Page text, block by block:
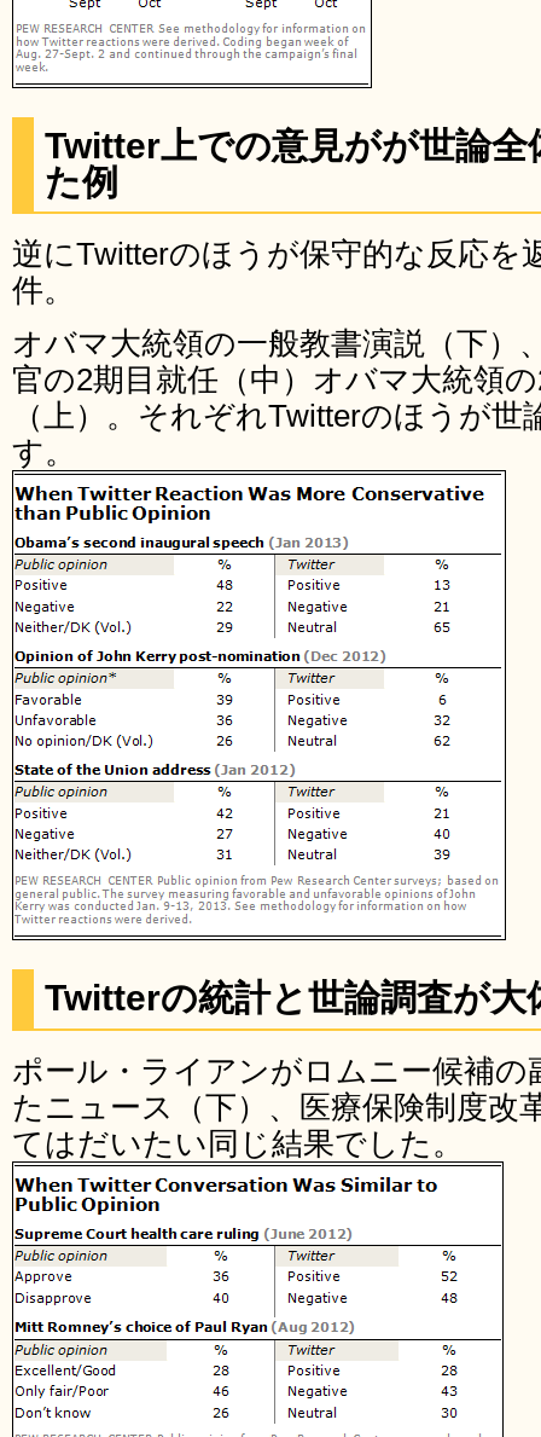
Twitter上での意見がが世論
た例
逆にTwitterのほうが保守的な反応を
件。
オバマ大統領の一般教書演説（下）
官の2期目就任（中）オバマ大統領
（上）。それぞれTwitterのほうが
す。
Twitterの統計と世論調査が大
ポール・ライアンがロムニー候補の
たニュース（下）、医療保険制度改
てはだいたい同じ結果でした。